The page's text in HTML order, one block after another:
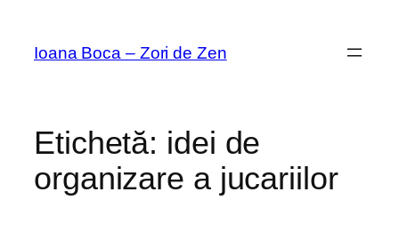
conținut
Ioana Boca – Zori de Zen
Etichetă: idei de
organizare a jucariilor